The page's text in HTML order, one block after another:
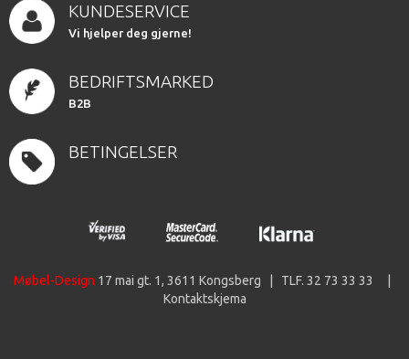
KUNDESERVICE
Vi hjelper deg gjerne!
BEDRIFTSMARKED
B2B
BETINGELSER
Møbel-Design 17 mai gt. 1, 3611 Kongsberg | TLF. 32 73 33 33 |
Kontaktskjema